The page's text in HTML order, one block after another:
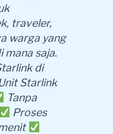
traveler,
warga yang
saja.
di
Starlink
Tanpa
Proses